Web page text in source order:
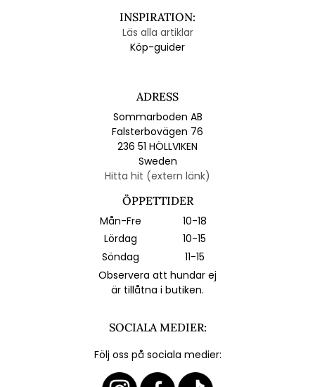
INSPIRATION:
Läs alla artiklar
Köp-guider
ADRESS
Sommarboden AB
Falsterbovägen 76
236 51 HÖLLVIKEN
Sweden
Hitta hit (extern länk)
ÖPPETTIDER
Mån-Fre
10-18
Lördag
10-15
Söndag
11-15
Observera att hundar ej
är tillåtna i butiken.
SOCIALA MEDIER:
Följ oss på sociala medier: